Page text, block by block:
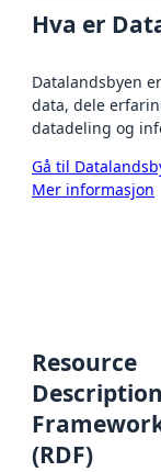
Hva er
Datalandsbyen
data, dele
datadeling og
Gå til
Mer informasjon
Resource
Description
(RDF)